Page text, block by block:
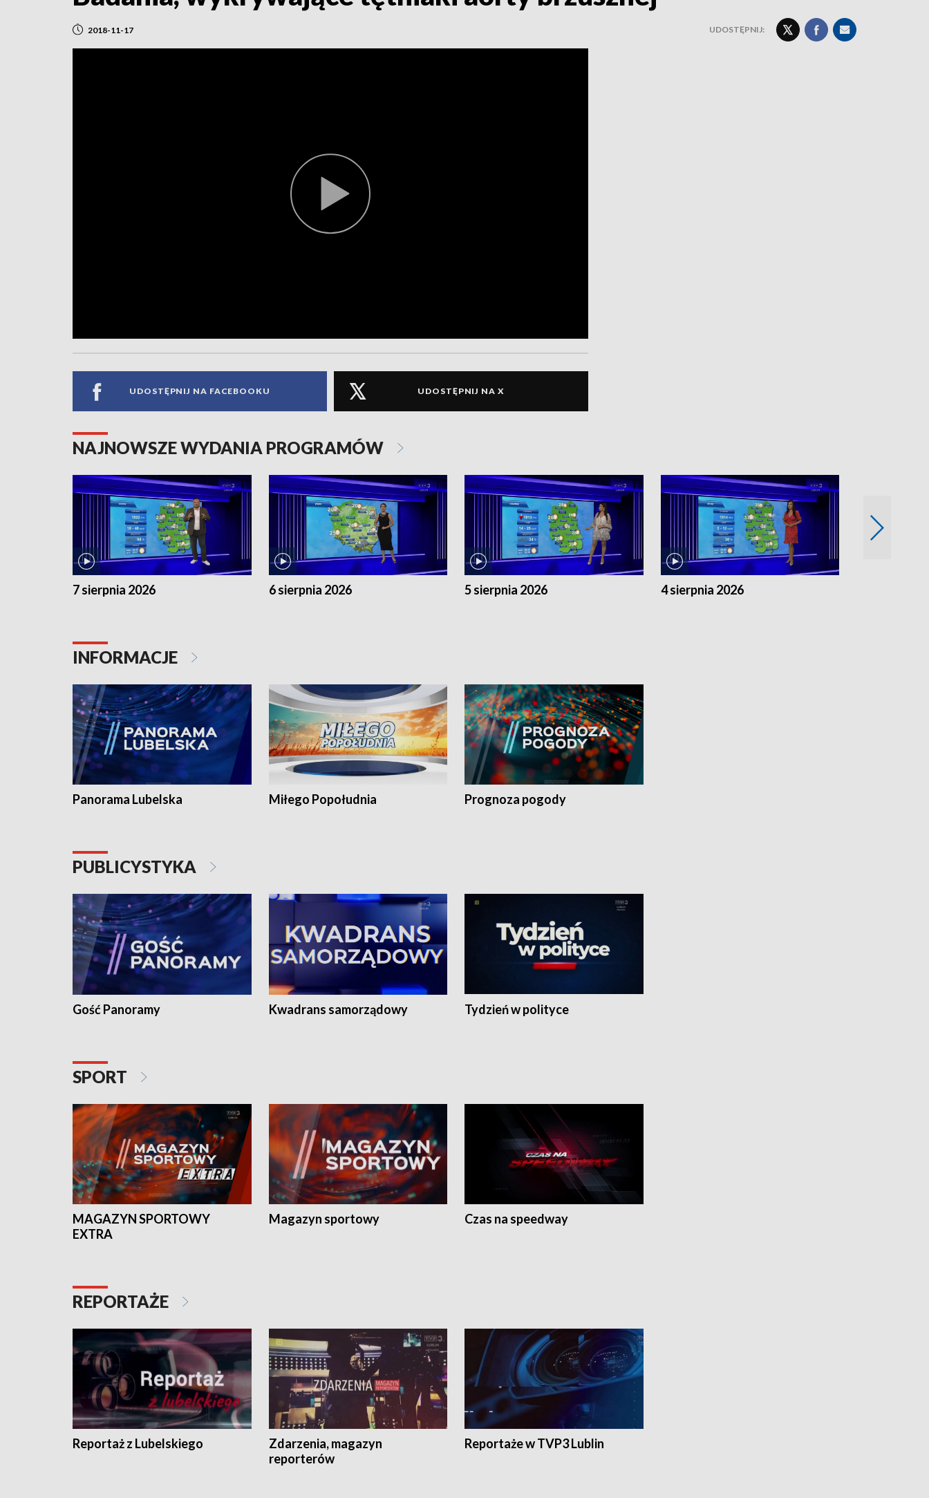
2018-11-17 UDOSTĘPNIJ:
UDOSTĘPNIJ NA FACEBOOKU UDOSTĘPNIJ NA X
NAJNOWSZE WYDANIA PROGRAMÓW
7 sierpnia 2026 6 sierpnia 2026 5 sierpnia 2026 4 sierpnia 2026
INFORMACJE
Panorama Lubelska Miłego Popołudnia Prognoza pogody
PUBLICYSTYKA
Gość Panoramy Kwadrans samorządowy Tydzień w polityce
SPORT
MAGAZYN SPORTOWY
EXTRA
Magazyn sportowy Czas na speedway
REPORTAŻE
Reportaż z Lubelskiego
Zdarzenia, magazyn
reporterów
Reportaże w TVP3 Lublin